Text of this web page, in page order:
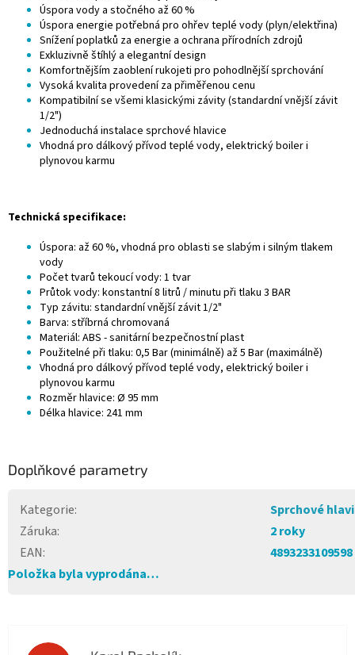
Úspora vody a stočného až 60 %
Úspora energie potřebná pro ohřev teplé vody (plyn/elektřina)
Snížení poplatků za energie a ochrana přírodních zdrojů
Exkluzivně štíhlý a elegantní design
Komfortnějším zaoblení rukojeti pro pohodlnější sprchování
Vysoká kvalita provedení za přiměřenou cenu
Kompatibilní se všemi klasickými závity (standardní vnější závit
1/2")
Jednoduchá instalace sprchové hlavice
Vhodná pro dálkový přívod teplé vody, elektrický boiler i
plynovou karmu
Technická specifikace:
Úspora: až 60 %, vhodná pro oblasti se slabým i silným tlakem
vody
Počet tvarů tekoucí vody: 1 tvar
Průtok vody: konstantní 8 litrů / minutu při tlaku 3 BAR
Typ závitu: standardní vnější závit 1/2"
Barva: stříbrná chromovaná
Materiál: ABS - sanitární bezpečnostní plast
Použitelné při tlaku: 0,5 Bar (minimálně) až 5 Bar (maximálně)
Vhodná pro dálkový přívod teplé vody, elektrický boiler i
plynovou karmu
Rozměr hlavice: Ø 95 mm
Délka hlavice: 241 mm
Doplňkové parametry
Kategorie:
Sprchové
Záruka:
2 roky
EAN:
4893233109598
Položka byla vyprodána…